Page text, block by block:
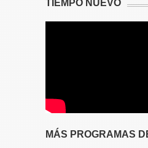
TIEMPO NUEVO
MÁS PROGRAMAS